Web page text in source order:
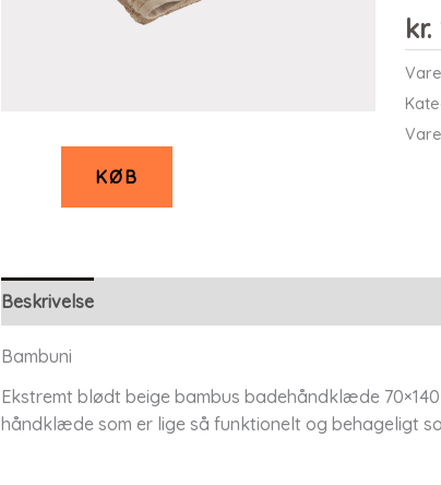
kr.
KØB
Beskrivelse
Bambuni
Ekstremt blødt beige bambus badehåndklæde
håndklæde som er lige så funktionelt og behageligt